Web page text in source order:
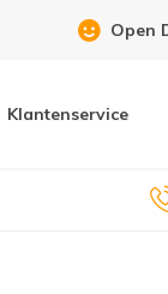
Open
Klantenservice